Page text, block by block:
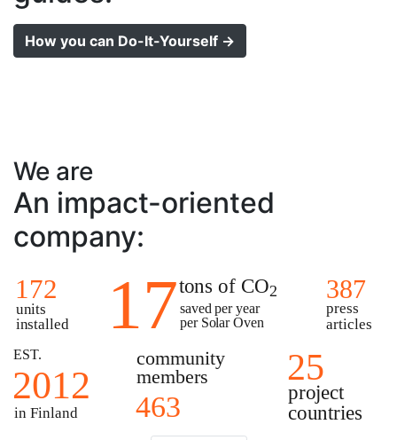
How you can Do-It-Yourself →
We are
An impact-oriented
company:
press
articles
387
in Finland
EST.
2012
saved per year
per Solar Oven
tons of CO2
17
community
members
463
units
installed
172
project
countries
25